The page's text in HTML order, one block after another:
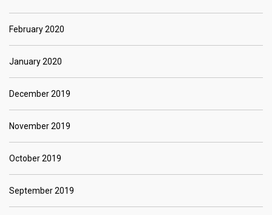
February 2020
January 2020
December 2019
November 2019
October 2019
September 2019